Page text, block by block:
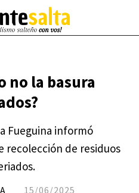
no la basura
Fueguina informó
recolección de residuos
15/06/2025